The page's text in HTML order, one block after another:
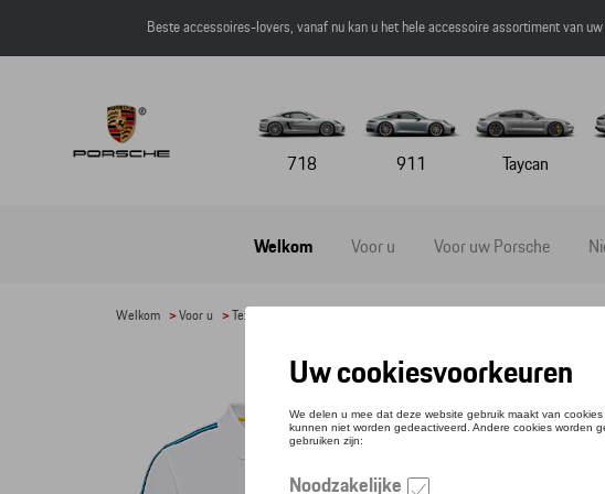
Beste accessoires-lovers, vanaf nu kan u het hele accessoire assortiment van
718 911 Taycan
Welkom Voor u Voor uw Porsche
Welkom >Voor u >Textiel
POLO-SHIRT
Referentie: